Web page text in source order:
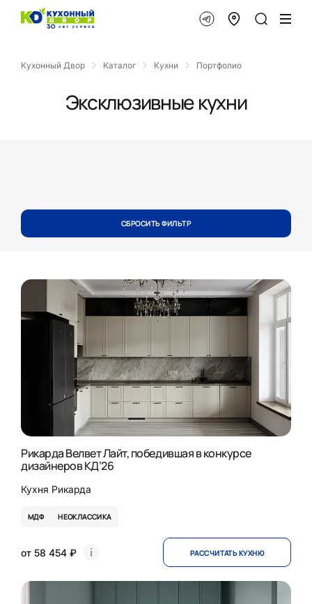
Кухонный Двор Каталог Кухни Портфолио
Эксклюзивные кухни
СБРОСИТЬ ФИЛЬТР
Рикарда Велвет Лайт, победившая в конкурсе
дизайнеров КД’26
Кухня Рикарда
МДФ НЕОКЛАССИКА
от 58 454 ₽ РАССЧИТАТЬ КУХНЮ